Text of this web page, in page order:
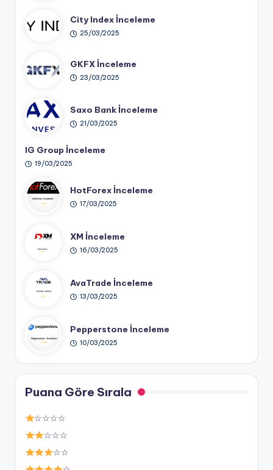
City Index İnceleme
25/03/2025
GKFX İnceleme
23/03/2025
Saxo Bank İnceleme
21/03/2025
IG Group İnceleme
19/03/2025
HotForex İnceleme
17/03/2025
XM İnceleme
16/03/2025
AvaTrade İnceleme
13/03/2025
Pepperstone İnceleme
10/03/2025
Puana Göre Sırala
☆☆☆☆
☆☆☆
☆☆